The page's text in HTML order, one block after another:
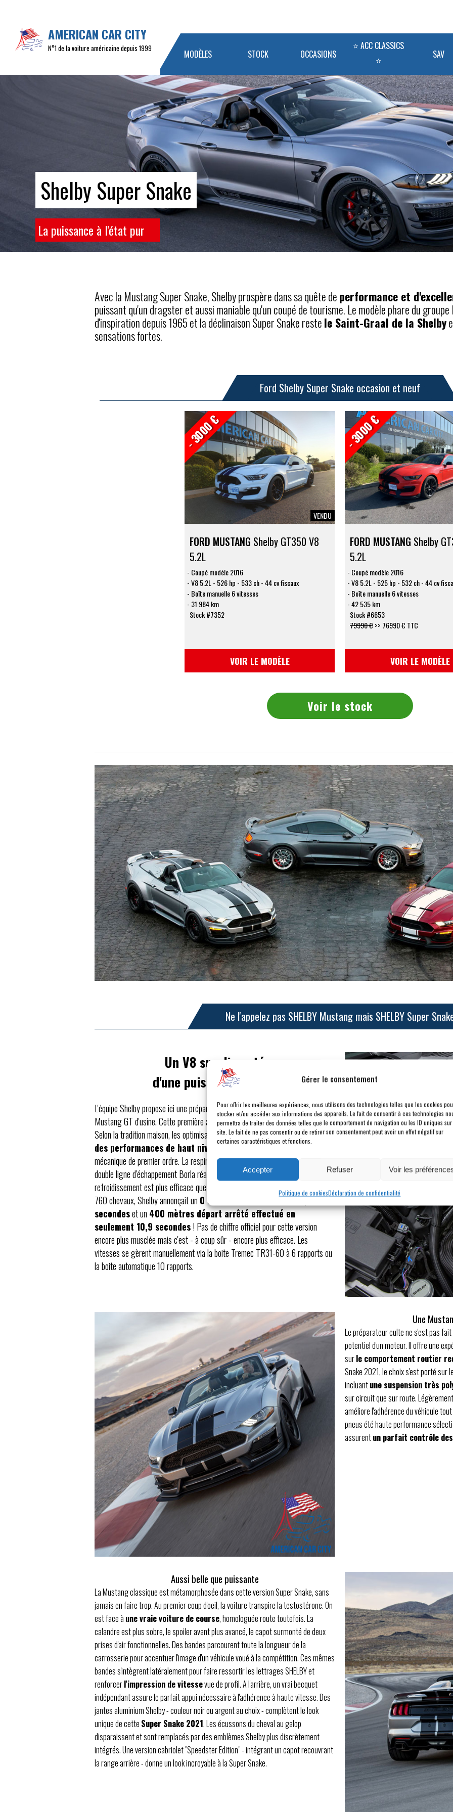
Gérer le consentement
Pour offrir les meilleures expériences, nous utilisons des technologies telles que les cookies
stocker et/ou accéder aux informations des appareils. Le fait de consentir à ces technologies
permettra de traiter des données telles que le comportement de navigation ou les ID uniques
site. Le fait de ne pas consentir ou de retirer son consentement peut avoir un effet négatif sur
certaines caractéristiques et fonctions.
Accepter Refuser Voir les
Politique de cookiesDéclaration de confidentialité
AMERICAN CAR CITY
N°1 de la voiture américaine depuis 1999 MODÈLES STOCK OCCASIONS
⭐ ACC CLASSICS
⭐
SAV
Shelby Super Snake
La puissance à l'état pur
Avec la Mustang Super Snake, Shelby prospère dans sa quête deperformance et
puissant qu'un dragster et aussi maniable qu'un coupé de tourisme. Le modèle phare du
d'inspiration depuis 1965 et la déclinaison Super Snake restele Saint-Graal de la Shelby
sensations fortes.
Ford Shelby Super Snake occasion et neuf
- 3000 €
VENDU
FORD MUSTANG Shelby GT350 V8
5.2L
Coupé modèle 2016
V8 5.2L - 526 hp - 533 ch - 44 cv fiscaux
Boîte manuelle 6 vitesses
31 984 km
Stock #7352
VOIR LE MODÈLE
- 3000 €
FORD MUSTANG Shelby
5.2L
Coupé modèle 2016
V8 5.2L - 525 hp - 532 ch - 44 cv
Boîte manuelle 6 vitesses
42 535 km
Stock #6653
79990 €>> 76990 € TTC
VOIR LE MODÈLE
Voir le stock
Ne l'appelez pas SHELBY Mustang mais SHELBY Super
Un V8 suralimenté
d'une puissance inédite
L'équipe Shelby propose ici une préparations radicale du V8 5,0L monté sur les
Mustang GT d'usine. Cette première atteint les 825 HP* ou836 chevaux!
Selon la tradition maison, les optimisations sont menées avec brio pour obtenir
des performances de haut niveautout en assurant une fiabilité
mécanique de premier ordre. La respiration mécanique est assurée par une
double ligne d'échappement Borla réalisée sur mesure tandis que le
refroidissement est plus efficace que jamais. Sur l'ancienne Super Snake de
760 chevaux, Shelby annonçait un 0 à 100 km/h effectué en 3,5
secondeset un 400 mètres départ arrêté effectué en
seulement 10,9 secondes! Pas de chiffre officiel pour cette version
encore plus musclée mais c'est - à coup sûr - encore plus efficace. Les
vitesses se gèrent manuellement via la boite Tremec TR31-60 à 6 rapports ou
la boite automatique 10 rapports.
Une
Le préparateur culte ne s'est pas
potentiel d'un moteur. Il offre une
surle comportement routier
Snake 2021, le choix s'est porté sur
incluantune suspension très
sur circuit que sur route.
améliore l'adhérence du véhicule
pneus été haute performance
assurentun parfait contrôle
Aussi belle que puissante
La Mustang classique est métamorphosée dans cette version Super Snake, sans
jamais en faire trop. Au premier coup d'oeil, la voiture transpire la testostérone. On
est face à une vraie voiture de course, homologuée route toutefois. La
calandre est plus sobre, le spoiler avant plus avancé, le capot surmonté de deux
prises d'air fonctionnelles. Des bandes parcourent toute la longueur de la
carrosserie pour accentuer l'image d'un véhicule voué à la compétition. Ces mêmes
bandes s'intègrent latéralement pour faire ressortir les lettrages SHELBY et
renforcerl'impression de vitessevue de profil. A l'arrière, un vrai becquet
indépendant assure le parfait appui nécessaire à l'adhérence à haute vitesse. Des
jantes aluminium Shelby - couleur noir ou argent au choix - complètent le look
unique de cette Super Snake 2021. Les écussons du cheval au galop
disparaissent et sont remplacés par des emblèmes Shelby plus discrètement
intégrés. Une version cabriolet "Speedster Edition" - intégrant un capot recouvrant
la range arrière - donne un look incroyable à la Super Snake.